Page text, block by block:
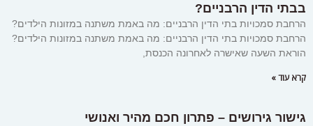
בבתי הדין הרבניים?
הרחבת סמכויות בתי הדין הרבניים: מה באמת משתנה במזונות הילדים?
הרחבת סמכויות בתי הדין הרבניים: מה באמת משתנה במזונות הילדים?
הוראת השעה שאישרה לאחרונה הכנסת,
קרא עוד »
גישור גירושים – פתרון חכם מהיר ואנושי